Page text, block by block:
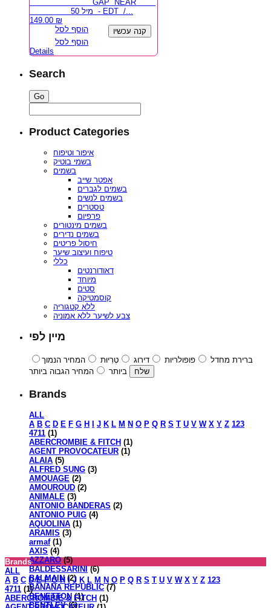
GAP NEAR
50 מיל - EDT /...
149.00 ₪
הוסף לסל
קנה עכשיו
הוסף לסל
Details
Search
Product Categories
איפור וטיפוח
בשמי בוטיק
בשמים
אפטר שייב
בשמים לגברים
בשמים לנשים
טסטרים
פרפיום
בשמים מינטורים
בשמים נדירים
חיסול פריטים
טיפוח ועיצוב שיער
כללי
דאודורנטים
מיוחד
סטים
קוסמטיקה
ללא קטגוריה
צבע לשיער ללא אמוניה
מיין לפי
ברירת מחדל פופולריות דירוג טְרִיוּת
המחיר הנמוך
ביותר
המחיר הגבוה ביותר
Brands
ALL
A B C D E F G H J K L M N O P Q R S T U V W X Y Z 123
4711 (1)
ABERCROMBIE & FITCH (1)
AGENT PROVOCATEUR (1)
ALAIA (5)
ALFRED SUNG (3)
AMOUAGE (2)
AMOUROUD (2)
ANIMALE (3)
ANTONIO BANDERAS (2)
ANTONIO PUIG (4)
AQUOLINA (1)
ARAMIS (3)
armaf(1)
AXIS (4)
AZZARO(5)
BALDESSARINI(6)
BALMAIN(2)
BANANA REPUBLIC (7)
BENETTON (1)
BENTLEY(6)
Brands
ALL
A B C D E F G H I J K L M N O P Q R S T U V W X Y Z 123
4711 (1)
ABERCROMBIE & FITCH (1)